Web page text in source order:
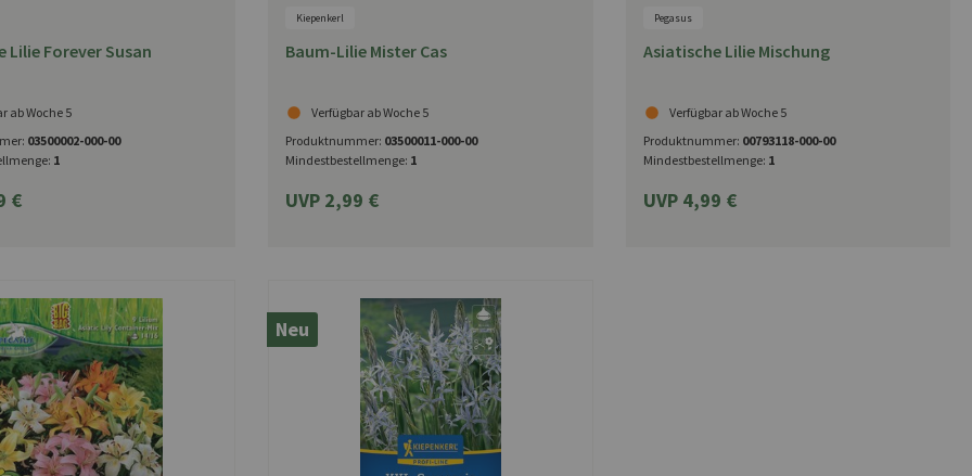
Lilie Forever Susan
ab Woche 5
03500002-000-00
1
€
Kiepenkerl
Baum-Lilie Mister Cas
Verfügbar ab Woche 5
Produktnummer: 03500011-000-00
Mindestbestellmenge: 1
UVP 2,99 €
Pegasus
Asiatische Lilie Mischung
Verfügbar ab Woche 5
Produktnummer: 00793118-000-00
Mindestbestellmenge: 1
UVP 4,99 €
Neu